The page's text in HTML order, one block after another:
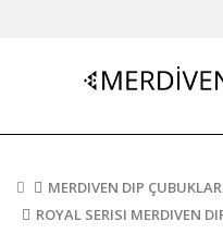
MERDIVEN DIP
ROYAL SERISI MERDIVEN